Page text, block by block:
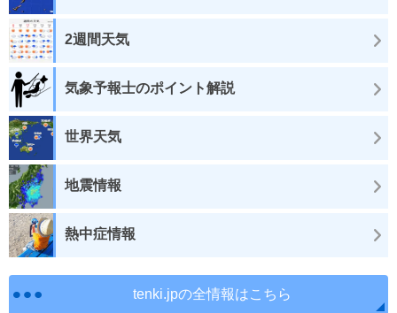
2週間天気
気象予報士のポイント解説
世界天気
地震情報
熱中症情報
tenki.jpの全情報はこちら